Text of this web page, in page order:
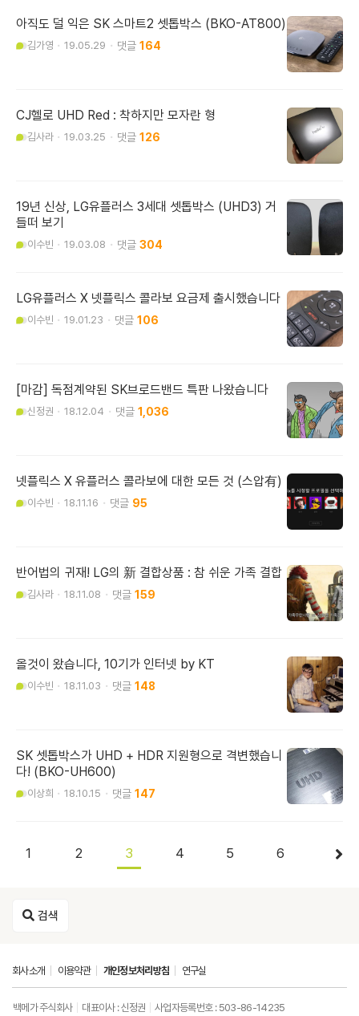
아직도 덜 익은 SK 스마트2 셋톱박스 (BKO-AT800)
김가영 19.05.29 164
CJ헬로 UHD Red : 착하지만 모자란 형
김사라 19.03.25 126
19년 신상, LG유플러스 3세대 셋톱박스 (UHD3) 거
들떠 보기
이수빈 19.03.08 304
LG유플러스 X 넷플릭스 콜라보 요금제 출시했습니다
이수빈 19.01.23 106
[마감] 독점계약된 SK브로드밴드 특판 나왔습니다
신정권 18.12.04 1,036
넷플릭스 X 유플러스 콜라보에 대한 모든 것 (스압有)
이수빈 18.11.16 95
반어법의 귀재! LG의 新 결합상품 : 참 쉬운 가족 결합
김사라 18.11.08 159
올것이 왔습니다, 10기가 인터넷 by KT
이수빈 18.11.03 148
SK 셋톱박스가 UHD + HDR 지원형으로 격변했습니
다! (BKO-UH600)
이상희 18.10.15 147
1 2 3 4 5 6
검색
회사소개 이용약관 개인정보처리방침 연구실
백메가 주식회사 대표이사 : 신정권 사업자등록번호 : 503-86-14235